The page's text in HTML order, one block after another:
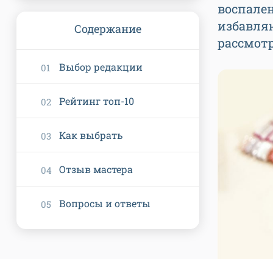
Содержание
Выбор редакции
Рейтинг топ-10
Как выбрать
Отзыв мастера
Вопросы и ответы